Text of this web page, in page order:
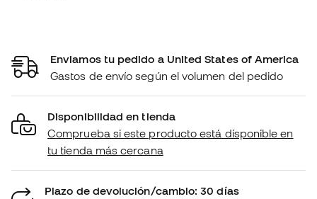
Enviamos tu pedido a United States of America
Gastos de envío según el volumen del pedido
Disponibilidad en tienda
Comprueba si este producto está disponible en
tu tienda más cercana
Plazo de devolución/cambio: 30 días